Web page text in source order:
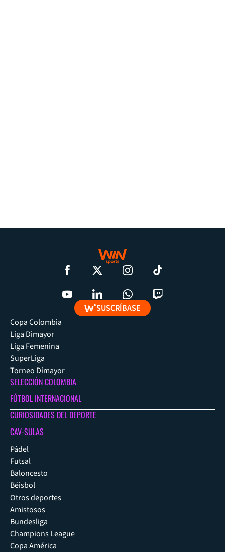
SUSCRÍBASE
Copa Colombia
Liga Dimayor
Liga Femenina
SuperLiga
Torneo Dimayor
SELECCIÓN COLOMBIA
FÚTBOL INTERNACIONAL
CURIOSIDADES DEL DEPORTE
CAV-SULAS
Pádel
Futsal
Baloncesto
Béisbol
Otros deportes
Amistosos
Bundesliga
Champions League
Copa América